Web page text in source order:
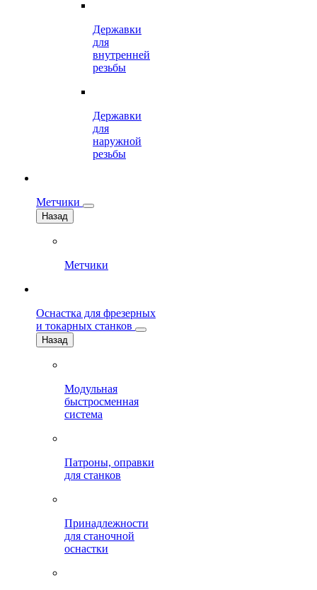
Державки
для
внутренней
резьбы
Державки
для
наружной
резьбы
Метчики
Назад
Метчики
Оснастка для фрезерных
и токарных станков
Назад
Модульная
быстросменная
система
Патроны, оправки
для станков
Принадлежности
для станочной
оснастки